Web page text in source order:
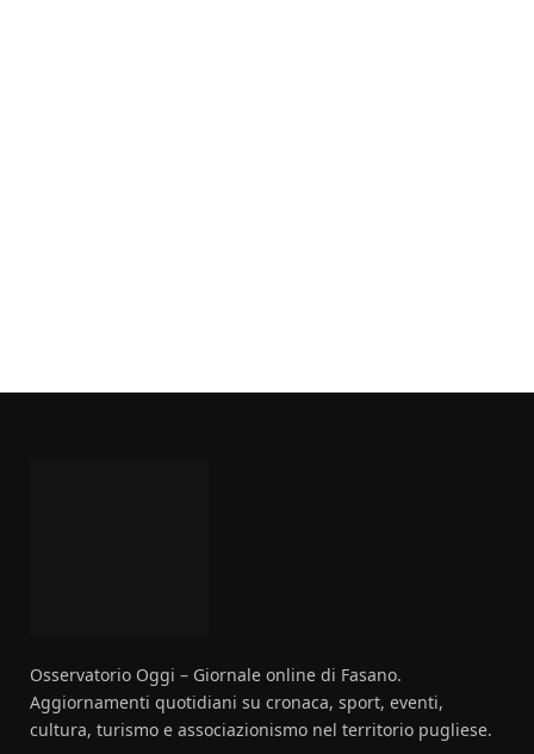
Osservatorio Oggi – Giornale online di Fasano.
Aggiornamenti quotidiani su cronaca, sport, eventi,
cultura, turismo e associazionismo nel territorio pugliese.